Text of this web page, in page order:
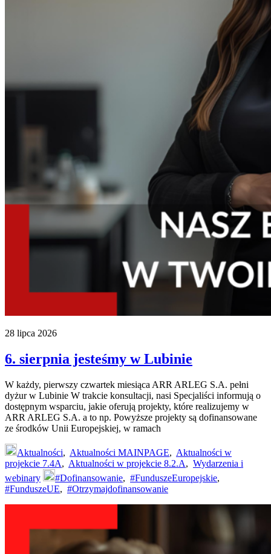
28 lipca 2026
6. sierpnia jesteśmy w Lubinie
W każdy, pierwszy czwartek miesiąca ARR ARLEG S.A. pełni
dyżur w Lubinie W trakcie konsultacji, nasi Specjaliści informują o
dostępnym wsparciu, jakie oferują projekty, które realizujemy w
ARR ARLEG S.A. a to np. Powyższe projekty są dofinansowane
ze środków Unii Europejskiej, w ramach
Aktualności, Aktualności MAINPAGE, Aktualności w
projekcie 7.4A, Aktualności w projekcie 8.2.A, Wydarzenia i
webinary
#Dofinansowanie, #FunduszeEuropejskie,
#FunduszeUE, #Otrzymajdofinansowanie